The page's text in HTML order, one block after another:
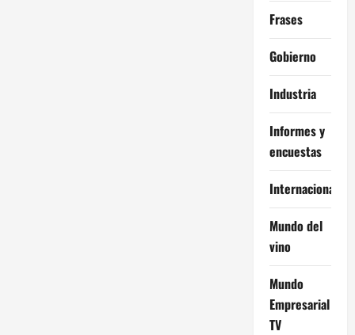
Frases
Gobierno
Industria
Informes y
encuestas
Internacional
Mundo del
vino
Mundo
Empresarial
TV